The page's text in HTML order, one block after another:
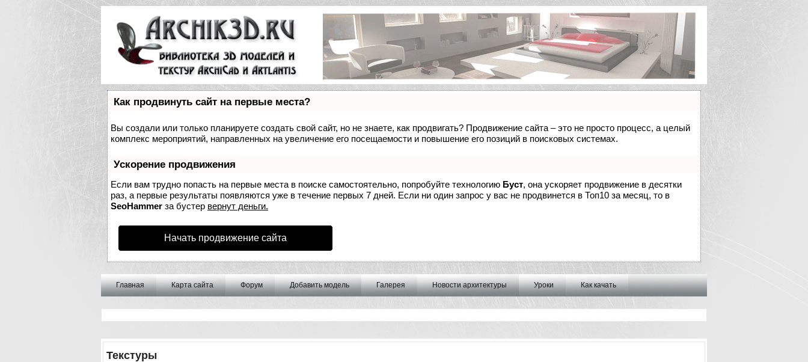
Как продвинуть сайт на первые места?
Вы создали или только планируете создать свой сайт, но не знаете, как продвигать? Продвижение сайта – это не просто процесс, а целый
комплекс мероприятий, направленных на увеличение его посещаемости и повышение его позиций в поисковых системах.
Ускорение продвижения
Если вам трудно попасть на первые места в поиске самостоятельно, попробуйте технологию Буст, она ускоряет продвижение в десятки
раз, а первые результаты появляются уже в течение первых 7 дней. Если ни один запрос у вас не продвинется в Топ10 за месяц, то в
SeoHammer за бустер вернут деньги.
Начать продвижение сайта
Главная Карта сайта Форум Добавить модель Галерея Новости архитектуры Уроки Как качать
Текстуры